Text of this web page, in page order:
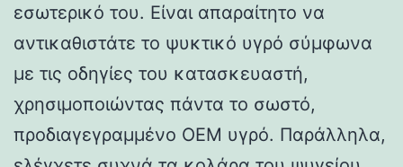
εσωτερικό του. Είναι απαραίτητο να
αντικαθιστάτε το ψυκτικό υγρό σύμφωνα
με τις οδηγίες του κατασκευαστή,
χρησιμοποιώντας πάντα το σωστό,
προδιαγεγραμμένο OEM υγρό. Παράλληλα,